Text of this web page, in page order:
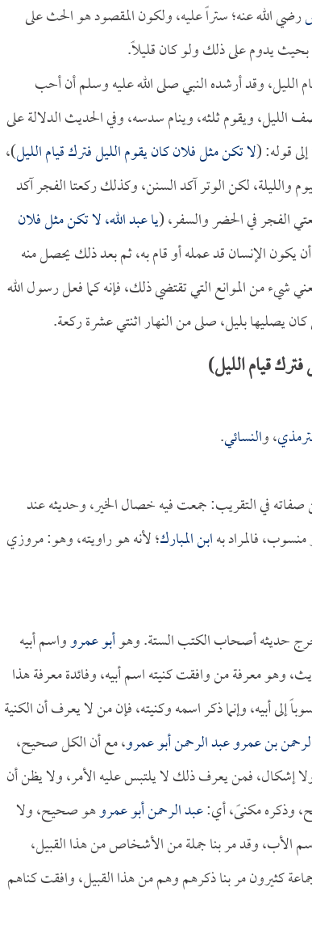
رضي الله عنه؛ ستراً عليه، ولكون المقصود هو الحث على
بحيث يدوم على ذلك ولو كان قليلاً.
الليل، وقد أرشده النبي صلى الله عليه وسلم أن أحب
الليل، ويقوم ثلثه، وينام سدسه، وفي الحديث الدلالة على
قوله: (لا تكن مثل فلان كان يقوم الليل فترك قيام الليل)،
لكن الوتر آكد السنن، وكذلك ركعتا الفجر آكد
الفجر في الحضر والسفر، (يا عبد الله، لا تكن مثل فلان
يكون الإنسان قد عمله أو قام به، ثم بعد ذلك يحصل منه
شيء من الموانع التي تقتضي ذلك، فإنه كما فعل رسول الله
كان يصليها بليل، صلى من النهار اثنتي عشرة ركعة.
قيام الليل)
، والنسائي.
صفاته في التقريب: جمعت فيه خصال الخير، وحديثه عند
فالمراد بهابن المبارك؛ لأنه هو راويته، وهو: مروزي
أخرج حديثه أصحاب الكتب الستة. وهوأبو عمروواسم أبيه
وهو معرفة من وافقت كنيته اسم أبيه، وفائدة معرفة هذا
إلى أبيه، وإنما ذكر اسمه وكنيته، فإن من لا يعرف أن الكنية
بن عمرو عبد الرحمن أبو عمرو، مع أن الكل صحيح،
إشكال، فمن يعرف ذلك لا يلتبس عليه الأمر، ولا يظن أن
وذكره مكنىً، أي:عبد الرحمن أبو عمروهو صحيح، ولا
الأب، وقد مر بنا جملة من الأشخاص من هذا القبيل،
كثيرون مر بنا ذكرهم وهم من هذا القبيل، وافقت كناهم